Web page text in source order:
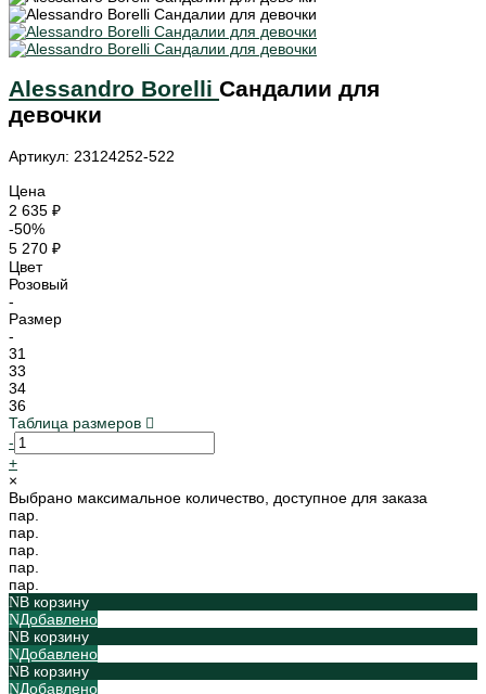
Alessandro Borelli Сандалии для
девочки
Артикул: 23124252-522
Цена
2 635 ₽
-50%
5 270 ₽
Цвет
Розовый
-
Размер
-
31
33
34
36
Таблица размеров
-
+
×
Выбрано максимальное количество, доступное для заказа
пар.
пар.
пар.
пар.
пар.
В корзину
Добавлено
В корзину
Добавлено
В корзину
Добавлено